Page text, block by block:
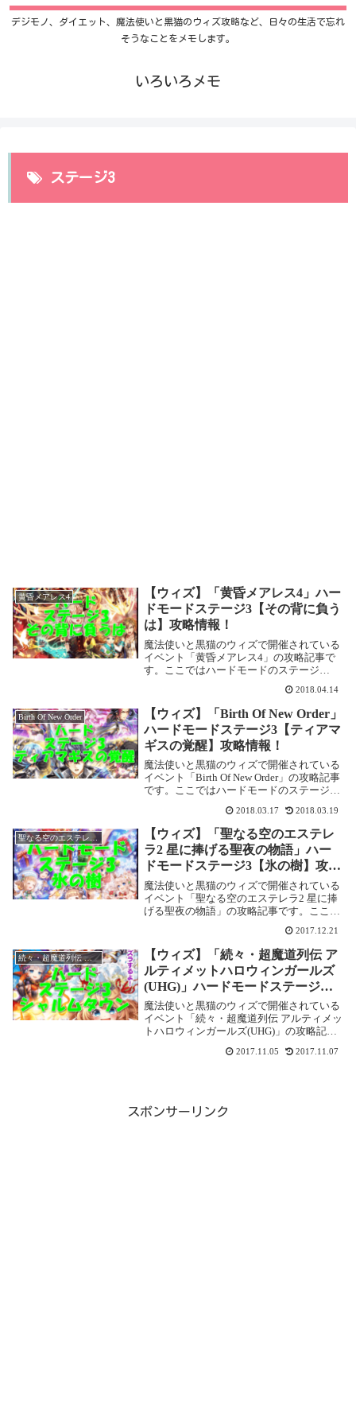
デジモノ、ダイエット、魔法使いと黒猫のウィズ攻略など、日々の生活で忘れ
そうなことをメモします。
いろいろメモ
ステージ3
黄昏メアレス4
【ウィズ】「黄昏メアレス4」ハー
ドモードステージ3【その背に負う
は】攻略情報！
魔法使いと黒猫のウィズで開催されている
イベント「黄昏メアレス4」の攻略記事で
す。ここではハードモードのステージ
メアレス4【ハード】ステージ3【その背に
負うは】基本情報3-1 ハード:過去を超えて
イベント...
2018.04.14
Birth Of New Order
【ウィズ】「Birth Of New Order」
ハードモードステージ3【ティアマ
ギスの覚醒】攻略情報！
魔法使いと黒猫のウィズで開催されている
イベント「Birth Of New Order」の攻略記事
です。ここではハードモードのステージ
Birth Of New Order【ハード】ステージ
3【ティアマギス...
2018.03.17 2018.03.19
聖なる空のエステレラ2
【ウィズ】「聖なる空のエステレ
ラ2 星に捧げる聖夜の物語」ハー
ドモードステージ3【氷の樹】攻略
情報！
魔法使いと黒猫のウィズで開催されている
イベント「聖なる空のエステレラ2 星に捧
げる聖夜の物語」の攻略記事です。ここで
攻略します。聖なる空のエステレラ2 星に
捧げる聖夜の物語【ハード】ステージ
3【氷の樹】...
2017.12.21
続々・超魔道列伝 アルティメットハロウィンガールズ(UHG)
【ウィズ】「続々・超魔道列伝 ア
ルティメットハロウィンガールズ
(UHG)」ハードモードステージ
3【シャルムタウン】攻略情報！
魔法使いと黒猫のウィズで開催されている
イベント「続々・超魔道列伝 アルティメッ
トハロウィンガールズ(UHG)」の攻略記事
3【シャルムタウン】を攻略します。
2017.11.05 2017.11.07
スポンサーリンク